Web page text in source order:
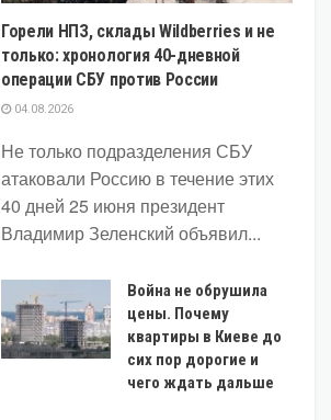
Горели НПЗ, склады Wildberries и не
только: хронология 40-дневной
операции СБУ против России
04.08.2026
Не только подразделения СБУ
атаковали Россию в течение этих
40 дней 25 июня президент
Владимир Зеленский объявил...
Война не обрушила
цены. Почему
квартиры в Киеве до
сих пор дорогие и
чего ждать дальше